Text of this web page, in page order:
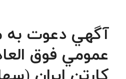
آگهي دعوت به
عمومي فوق